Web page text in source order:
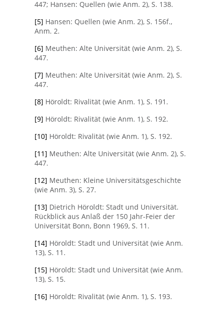
447; Hansen: Quellen (wie Anm. 2), S. 138.
[5] Hansen: Quellen (wie Anm. 2), S. 156f.,
Anm. 2.
[6] Meuthen: Alte Universität (wie Anm. 2), S.
447.
[7] Meuthen: Alte Universität (wie Anm. 2), S.
447.
[8] Höroldt: Rivalität (wie Anm. 1), S. 191.
[9] Höroldt: Rivalität (wie Anm. 1), S. 192.
[10] Höroldt: Rivalität (wie Anm. 1), S. 192.
[11] Meuthen: Alte Universität (wie Anm. 2), S.
447.
[12] Meuthen: Kleine Universitätsgeschichte
(wie Anm. 3), S. 27.
[13] Dietrich Höroldt: Stadt und Universität.
Rückblick aus Anlaß der 150 Jahr-Feier der
Universität Bonn, Bonn 1969, S. 11.
[14] Höroldt: Stadt und Universität (wie Anm.
13), S. 11.
[15] Höroldt: Stadt und Universität (wie Anm.
13), S. 15.
[16] Höroldt: Rivalität (wie Anm. 1), S. 193.